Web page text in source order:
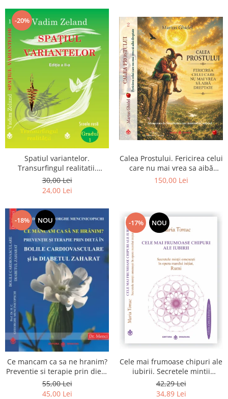
-20%
Spatiul variantelor.
Transurfingul realitatii.
Gradul 1. Cum sa ne
dezvoltam intuitia si sa ne
30,00 Lei
24,00 Lei
Calea Prostului. Fericirea celui
care nu mai vrea sa aibă
dreptate - Intoarcerea la
150,00 Lei
-18% NOU
Ce mancam ca sa ne hranim?
Preventie si terapie prin dieta
in bolile cardiovasculare si in
diabetul zaharat
55,00 Lei
45,00 Lei
-17% NOU
Cele mai frumoase chipuri ale
iubirii. Secretele mintii
omenesti in opera marelui
initiat, Rumi
42,29 Lei
34,89 Lei